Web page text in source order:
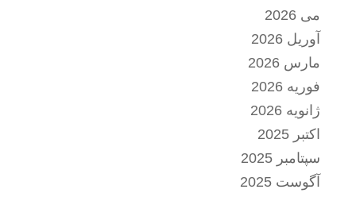
می 2026
آوریل 2026
مارس 2026
فوریه 2026
ژانویه 2026
اکتبر 2025
سپتامبر 2025
آگوست 2025